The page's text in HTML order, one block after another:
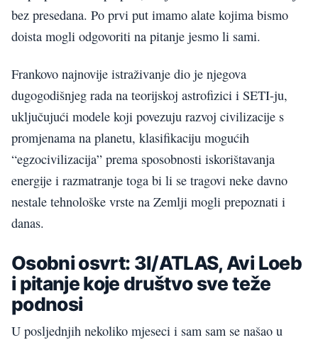
bez presedana. Po prvi put imamo alate kojima bismo
doista mogli odgovoriti na pitanje jesmo li sami.
Frankovo najnovije istraživanje dio je njegova
dugogodišnjeg rada na teorijskoj astrofizici i SETI-ju,
uključujući modele koji povezuju razvoj civilizacije s
promjenama na planetu, klasifikaciju mogućih
“egzocivilizacija” prema sposobnosti iskorištavanja
energije i razmatranje toga bi li se tragovi neke davno
nestale tehnološke vrste na Zemlji mogli prepoznati i
danas.
Osobni osvrt: 3I/ATLAS, Avi Loeb
i pitanje koje društvo sve teže
podnosi
U posljednjih nekoliko mjeseci i sam sam se našao u